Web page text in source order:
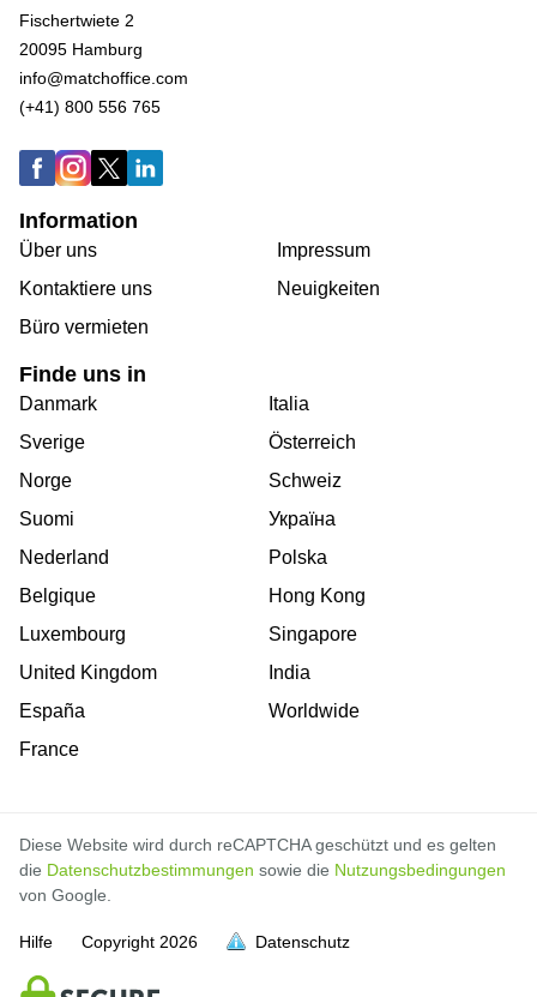
voll
voll
voll
voll
voll
voll
voll
voll
voll
voll
voll
voll
voll
voll
Fischertwiete 2
20095 Hamburg
info@matchoffice.com
(+41) 800 556 765
Information
Über uns
Kontaktiere uns
Büro vermieten
Impressum
Neuigkeiten
Finde uns in
Danmark
Sverige
Norge
Suomi
Nederland
Belgique
Luxembourg
United Kingdom
España
France
Italia
Österreich
Schweiz
Україна
Polska
Hong Kong
Singapore
India
Worldwide
Diese Website wird durch reCAPTCHA geschützt und es gelten
die Datenschutzbestimmungen sowie die Nutzungsbedingungen
von Google.
Hilfe Copyright 2026 Datenschutz